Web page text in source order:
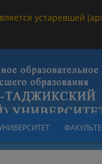
устаревшей